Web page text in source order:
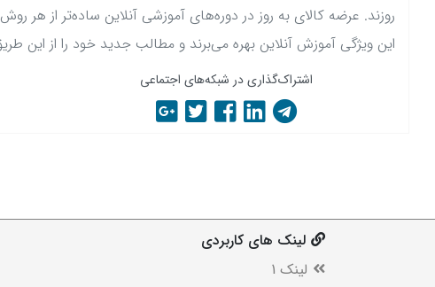
روزند. عرضه کالای به روز در دوره‌های آموزشی آنلاین ساده‌تر از
این ویژگی آموزش آنلاین بهره می‌برند و مطالب جدید خود را از این
اشتراک‌گذاری در شبکه‌های اجتماعی
لینک های کاربردی
لینک 1